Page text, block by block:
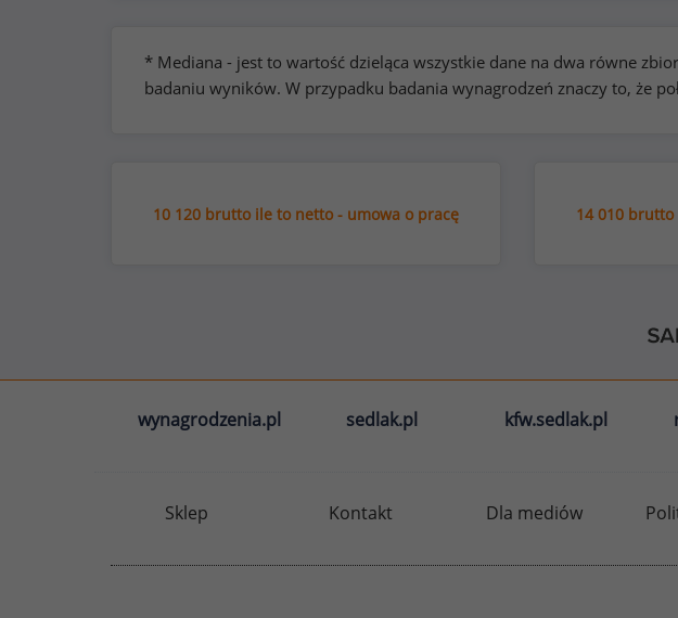
* Mediana - jest to wartość dzieląca wszystkie dane na dwa równe
badaniu wyników. W przypadku badania wynagrodzeń znaczy to, że
10 120 brutto ile to netto - umowa o pracę 14 010
wynagrodzenia.pl sedlak.pl kfw.sedlak.pl
Sklep Kontakt Dla mediów